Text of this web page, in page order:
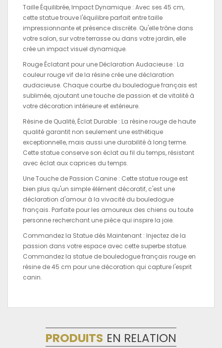
Taille Équilibrée, Impact Dynamique : Avec ses 45 cm,
cette statue trouve l'équilibre parfait entre taille
impressionnante et présence discrète. Qu'elle trône dans
votre salon, sur votre terrasse ou dans votre jardin, elle
crée un impact visuel dynamique.
Rouge Éclatant pour une Déclaration Audacieuse : La
couleur rouge vif de la résine crée une déclaration
audacieuse. Chaque courbe du bouledogue français est
sublimée, ajoutant une touche de passion et de vitalité à
votre décoration intérieure et extérieure.
Résine de Qualité, Éclat Durable : La résine rouge de haute
qualité garantit non seulement une esthétique
exceptionnelle, mais aussi une durabilité à long terme.
Cette statue conserve son éclat au fil du temps, résistant
avec éclat aux caprices du temps.
Une Touche de Passion Canine : Cette statue rouge est
bien plus qu'un simple élément décoratif, c'est une
déclaration d'amour à la vivacité du bouledogue
français. Parfaite pour les amoureux des chiens ou toute
personne recherchant une pièce qui inspire la joie.
Commandez la Statue dès Maintenant : Injectez de la
passion dans votre espace avec cette superbe statue.
Commandez la statue de bouledogue français rouge en
résine de 45 cm pour une décoration qui capture l'esprit
canin.
PRODUITS EN RELATION